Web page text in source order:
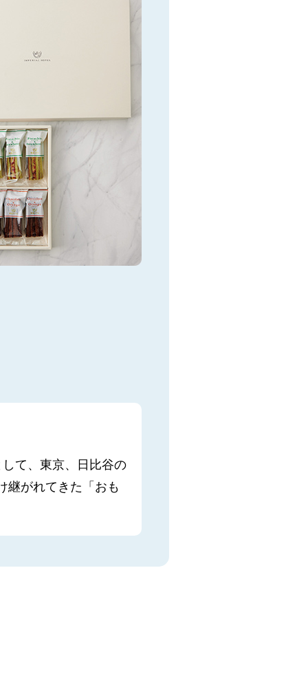
て、東京、日比谷の
継がれてきた「おも